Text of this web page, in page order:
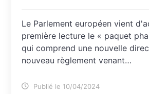
Le Parlement européen vient
première lecture le « paquet
qui comprend une nouvelle
nouveau règlement venant…
Publié le 10/04/2024